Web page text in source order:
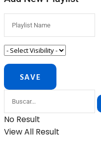
No Result
View All Result